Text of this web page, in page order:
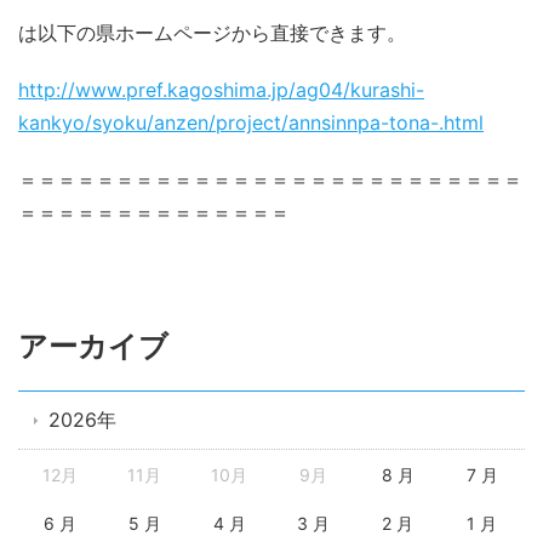
は以下の県ホームページから直接できます。
http://www.pref.kagoshima.jp/ag04/kurashi-
kankyo/syoku/anzen/project/annsinnpa-tona-.html
＝＝＝＝＝＝＝＝＝＝＝＝＝＝＝＝＝＝＝＝＝＝＝＝＝＝
＝＝＝＝＝＝＝＝＝＝＝＝＝＝
アーカイブ
2026年
12月 11月 10月 9月 8 月 7 月
6 月 5 月 4 月 3 月 2 月 1 月